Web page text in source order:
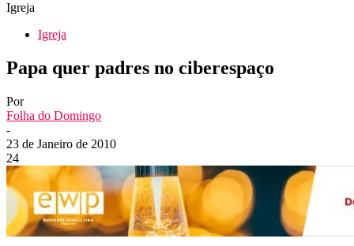
Igreja
Igreja
Papa quer padres no ciberespaço
Por
Folha do Domingo
-
23 de Janeiro de 2010
24